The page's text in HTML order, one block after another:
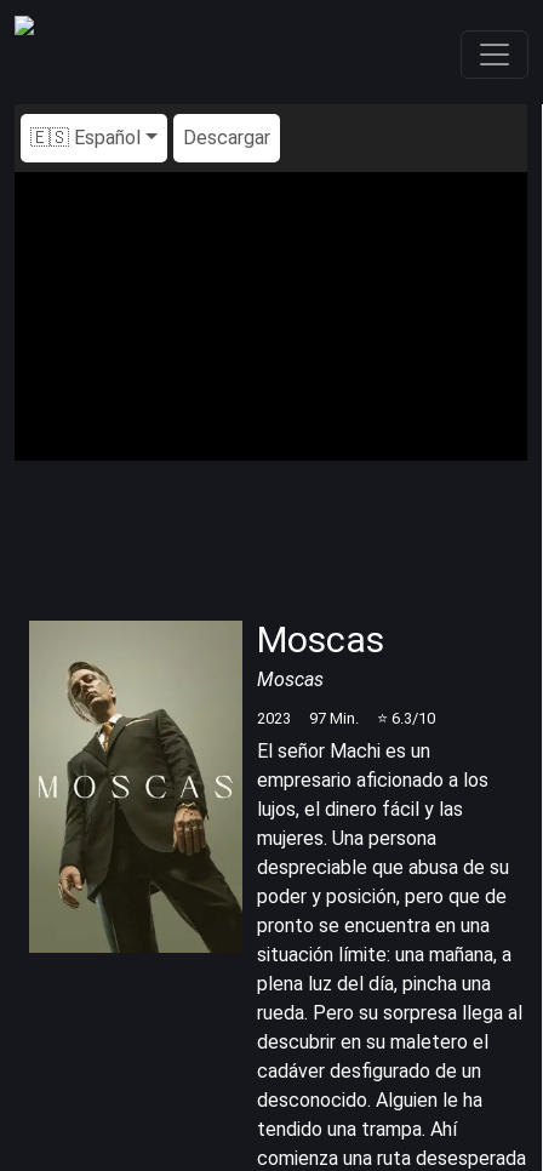
🇪🇸 Español Descargar
Moscas
Moscas
2023 97 Min. ⭐ 6.3/10
El señor Machi es un
empresario aficionado a los
lujos, el dinero fácil y las
mujeres. Una persona
despreciable que abusa de su
poder y posición, pero que de
pronto se encuentra en una
situación límite: una mañana, a
plena luz del día, pincha una
rueda. Pero su sorpresa llega al
descubrir en su maletero el
cadáver desfigurado de un
desconocido. Alguien le ha
tendido una trampa. Ahí
comienza una ruta desesperada